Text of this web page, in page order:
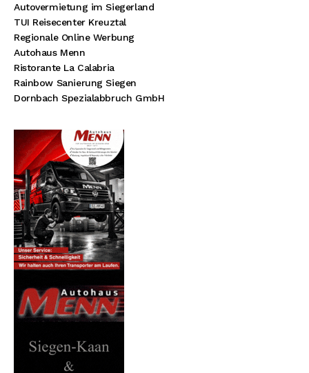
Autovermietung im Siegerland
TUI Reisecenter Kreuztal
Regionale Online Werbung
Autohaus Menn
Ristorante La Calabria
Rainbow Sanierung Siegen
Dornbach Spezialabbruch GmbH